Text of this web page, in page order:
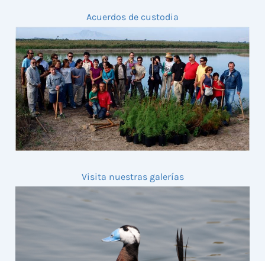
Acuerdos de custodia
Visita nuestras galerías